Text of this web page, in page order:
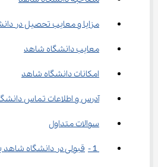
مزایا و معایب تحصیل در
معایب دانشگاه شاهد
امکانات دانشگاه شاهد
آدرس و اطلاعات تماس
سوالات متداول
１-	قبولی در دانشگاه شاهد به چه صورت است ؟